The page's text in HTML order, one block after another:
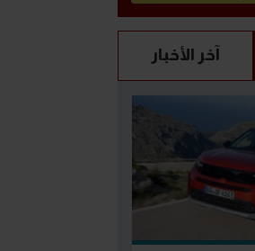
آخر الأخبار